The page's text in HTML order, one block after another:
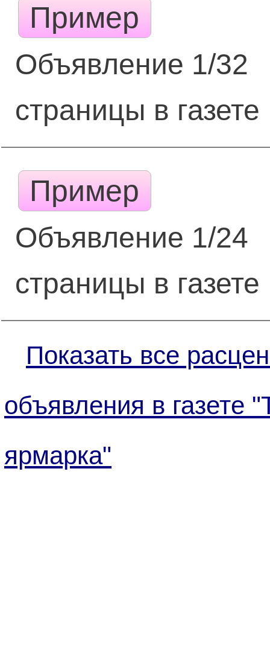
Пример
Объявление 1/32
страницы в газете
Пример
Объявление 1/24
страницы в газете
Показать все
объявления в газете
ярмарка"